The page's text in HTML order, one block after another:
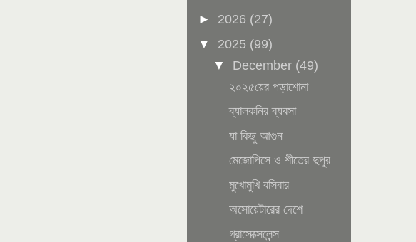
► 2026 (27)
▼ 2025 (99)
▼ December (49)
২০২৫য়ের পড়াশোনা
ব্যালকনির ব্যবসা
যা কিছু আগুন
মেজোপিসে ও শীতের দুপুর
মুখোমুখি বসিবার
অসোয়েটারের দেশে
গ্রাসেক্সেলেন্স